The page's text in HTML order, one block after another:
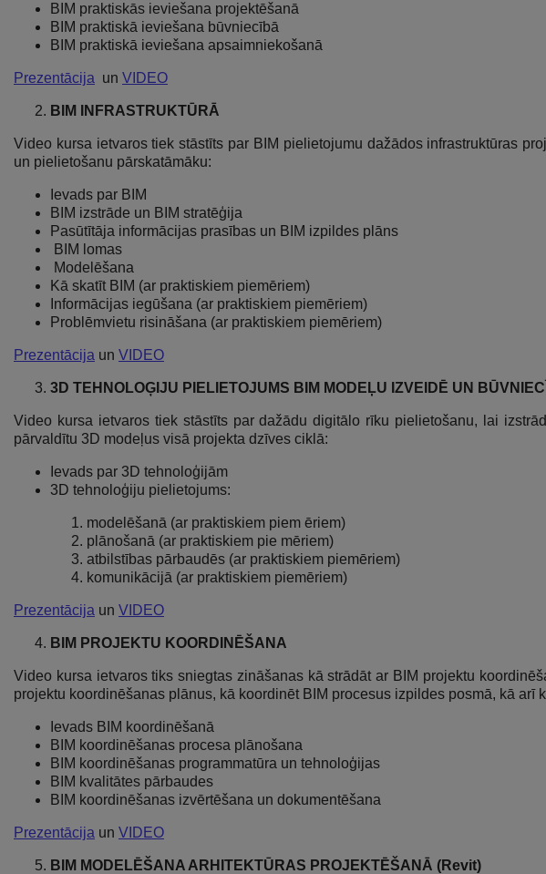
BIM praktiskās ieviešana projektēšanā
BIM praktiskā ieviešana būvniecībā
BIM praktiskā ieviešana apsaimniekošanā
Prezentācija un VIDEO
BIM INFRASTRUKTŪRĀ
Video kursa ietvaros tiek stāstīts par BIM pielietojumu dažādos infrastruktūras
un pielietošanu pārskatāmāku:
Ievads par BIM
BIM izstrāde un BIM stratēģija
Pasūtītāja informācijas prasības un BIM izpildes plāns
BIM lomas
Modelēšana
Kā skatīt BIM (ar praktiskiem piemēriem)
Informācijas iegūšana (ar praktiskiem piemēriem)
Problēmvietu risināšana (ar praktiskiem piemēriem)
Prezentācija un VIDEO
3D TEHNOLOĢIJU PIELIETOJUMS BIM MODEĻU IZVEIDĒ UN
Video kursa ietvaros tiek stāstīts par dažādu digitālo rīku pielietošanu, lai
pārvaldītu 3D modeļus visā projekta dzīves ciklā:
Ievads par 3D tehnoloģijām
3D tehnoloģiju pielietojums:
modelēšanā (ar praktiskiem piem ēriem)
plānošanā (ar praktiskiem pie mēriem)
atbilstības pārbaudēs (ar praktiskiem piemēriem)
komunikācijā (ar praktiskiem piemēriem)
Prezentācija un VIDEO
BIM PROJEKTU KOORDINĒŠANA
Video kursa ietvaros tiks sniegtas zināšanas kā strādāt ar BIM projektu
projektu koordinēšanas plānus, kā koordinēt BIM procesus izpildes posmā, kā arī
Ievads BIM koordinēšanā
BIM koordinēšanas procesa plānošana
BIM koordinēšanas programmatūra un tehnoloģijas
BIM kvalitātes pārbaudes
BIM koordinēšanas izvērtēšana un dokumentēšana
Prezentācija un VIDEO
BIM MODELĒŠANA ARHITEKTŪRAS PROJEKTĒŠANĀ (Revit)